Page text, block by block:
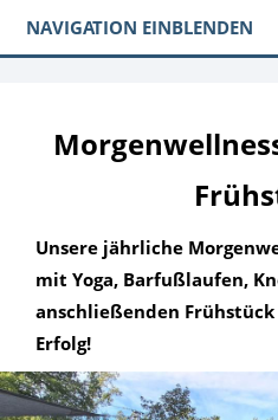
NAVIGATION EINBLENDEN
Unsere jährliche
mit Yoga, Barfußlaufen,
anschließenden
Erfolg!